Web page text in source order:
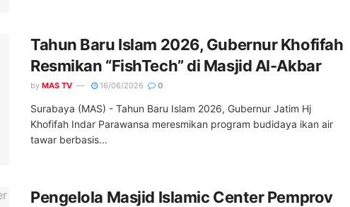
Tahun Baru Islam 2026, Gubernur Khofifah
Resmikan “FishTech” di Masjid Al-Akbar
by MAS TV 16/06/2026 0
Surabaya (MAS) - Tahun Baru Islam 2026, Gubernur Jatim Hj
Khofifah Indar Parawansa meresmikan program budidaya ikan air
tawar berbasis...
Pengelola Masjid Islamic Center Pemprov